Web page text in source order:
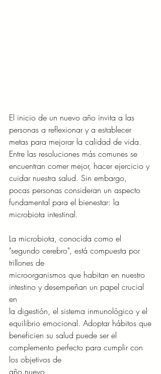
El inicio de un nuevo año invita a las
personas a reflexionar y a establecer
metas para mejorar la calidad de vida.
Entre las resoluciones más comunes se
encuentran comer mejor, hacer ejercicio y
cuidar nuestra salud. Sin embargo,
pocas personas consideran un aspecto
fundamental para el bienestar: la
microbiota intestinal.
La microbiota, conocida como el
"segundo cerebro", está compuesta por
trillones de
microorganismos que habitan en nuestro
intestino y desempeñan un papel crucial
en
la digestión, el sistema inmunológico y el
equilibrio emocional. Adoptar hábitos que
beneficien su salud puede ser el
complemento perfecto para cumplir con
los objetivos de
año nuevo.